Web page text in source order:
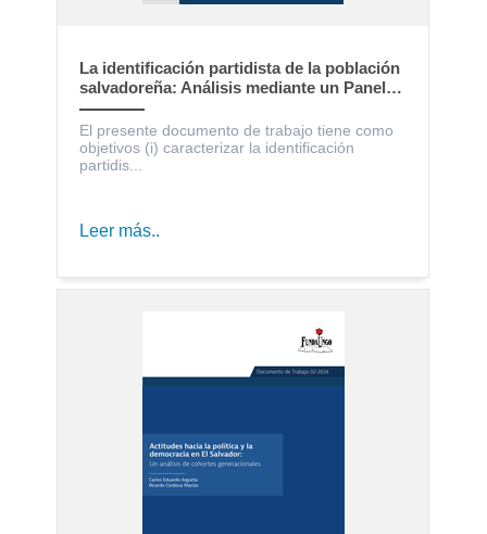
La identificación partidista de la población
salvadoreña: Análisis mediante un Panel
Electoral
El presente documento de trabajo tiene como
objetivos (i) caracterizar la identificación
partidis...
Leer más..